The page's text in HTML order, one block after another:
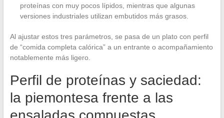
proteínas con muy pocos lípidos, mientras que algunas
versiones industriales utilizan embutidos más grasos.
Al ajustar estos tres parámetros, se pasa de un plato con perfil
de “comida completa calórica” a un entrante o acompañamiento
notablemente más ligero.
Perfil de proteínas y saciedad:
la piemontesa frente a las